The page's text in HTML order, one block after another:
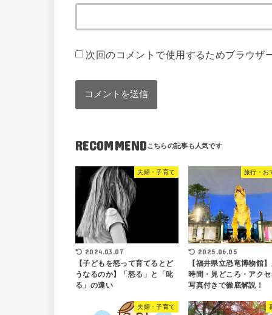
次回のコメントで使用するためブラウザ
RECOMMEND
夫婦・子育て
2024.03.07
【子どもを怒って育てるとど
うなるのか】「怒る」と「叱
る」の違い
旅行・お
2025.06.05
【福井県立恐竜博物館
時間・見どころ・アク
写真付きで徹底解説！
夫婦・子育て